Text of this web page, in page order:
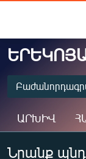
Անցնել
հիմնական
բովանդակությանը
Անցնել
մենյուին
Որոնում
ԱԶԱՏՈՒԹՅՈՒՆ
ՀԱՅԱՍՏԱՆ
ԻՐԱՎՈՒՆՔ
ԱՐԽԻՎ
Նրանք